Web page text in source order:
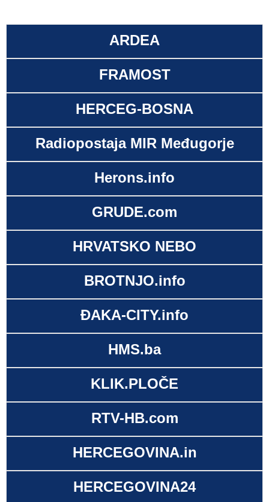
ARDEA
FRAMOST
HERCEG-BOSNA
Radiopostaja MIR Međugorje
Herons.info
GRUDE.com
HRVATSKO NEBO
BROTNJO.info
ĐAKA-CITY.info
HMS.ba
KLIK.PLOČE
RTV-HB.com
HERCEGOVINA.in
HERCEGOVINA24